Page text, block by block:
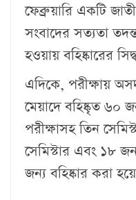
ফেব্রুয়ারি একটি
সংবাদের সত্যতা
হওয়ায় বহিষ্কারের
এদিকে, পরীক্ষায়
মেয়াদে বহিষ্কৃত ৬০
পরীক্ষাসহ তিন
সেমিস্টার এবং ১৮
জন্য বহিষ্কার করা